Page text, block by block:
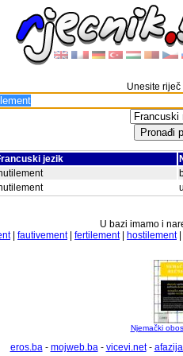
Unesite
jezik
U bazi imamo i
| fautivement| fertilement| hostilement|
Njemački
eros.ba- mojweb.ba- vicevi.net-